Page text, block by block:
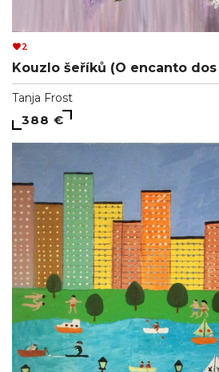
2
Kouzlo šeříků (O encanto dos
Tanja Frost
388 €